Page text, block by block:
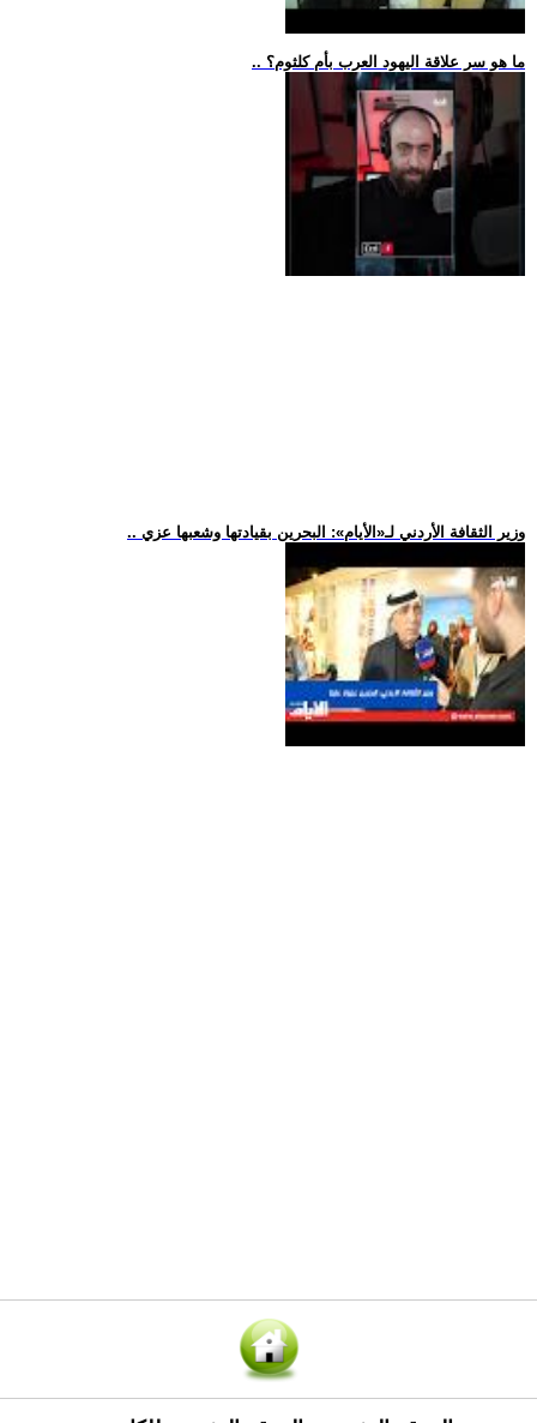
.. ما هو سر علاقة اليهود العرب بأم كلثوم؟
.. وزير الثقافة الأردني لـ«الأيام»: البحرين بقيادتها وشعبها عزي